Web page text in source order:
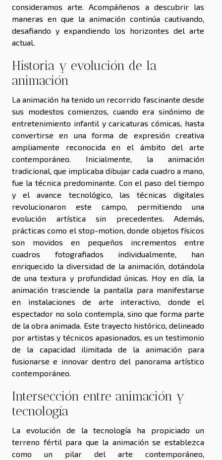
consideramos arte. Acompáñenos a descubrir las
maneras en que la animación continúa cautivando,
desafiando y expandiendo los horizontes del arte
actual.
Historia y evolución de la
animación
La animación ha tenido un recorrido fascinante desde
sus modestos comienzos, cuando era sinónimo de
entretenimiento infantil y caricaturas cómicas, hasta
convertirse en una forma de expresión creativa
ampliamente reconocida en el ámbito del arte
contemporáneo. Inicialmente, la animación
tradicional, que implicaba dibujar cada cuadro a mano,
fue la técnica predominante. Con el paso del tiempo
y el avance tecnológico, las técnicas digitales
revolucionaron este campo, permitiendo una
evolución artística sin precedentes. Además,
prácticas como el stop-motion, donde objetos físicos
son movidos en pequeños incrementos entre
cuadros fotografiados individualmente, han
enriquecido la diversidad de la animación, dotándola
de una textura y profundidad únicas. Hoy en día, la
animación trasciende la pantalla para manifestarse
en instalaciones de arte interactivo, donde el
espectador no solo contempla, sino que forma parte
de la obra animada. Este trayecto histórico, delineado
por artistas y técnicos apasionados, es un testimonio
de la capacidad ilimitada de la animación para
fusionarse e innovar dentro del panorama artístico
contemporáneo.
Intersección entre animación y
tecnología
La evolución de la tecnología ha propiciado un
terreno fértil para que la animación se establezca
como un pilar del arte contemporáneo,